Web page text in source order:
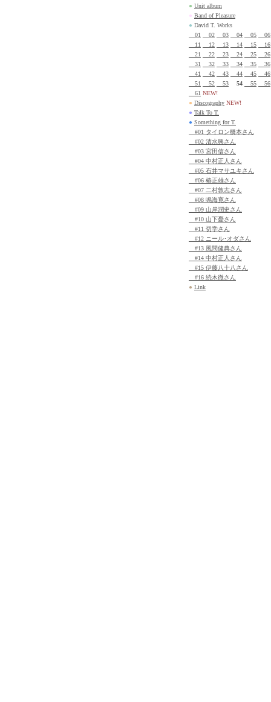
● Unit album
● Band of Pleasure
● David T. Works
01
02 03 04 05
06
11
12 13 14 15
16
21
22 23 24 25
26
31
32 33 34 35
36
41
42 43 44 45
46
51
52 53 54 55
56
61 NEW!
● Discography NEW!
● Talk To T.
● Something for T.
#01 タイロン橋本さん
#02 清水興さん
#03 宮田信さん
#04 中村正人さん
#05 石井マサユキさん
#06 椿正雄さん
#07 二村敦志さん
#08 鳴海寛さん
#09 山岸潤史さん
#10 山下憂さん
#11 切学さん
#12 ニール･オダさん
#13 風間健典さん
#14 中村正人さん
#15 伊藤八十八さん
#16 続木徹さん
● Link